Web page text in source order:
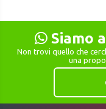
Siamo
Non trovi quello che
una